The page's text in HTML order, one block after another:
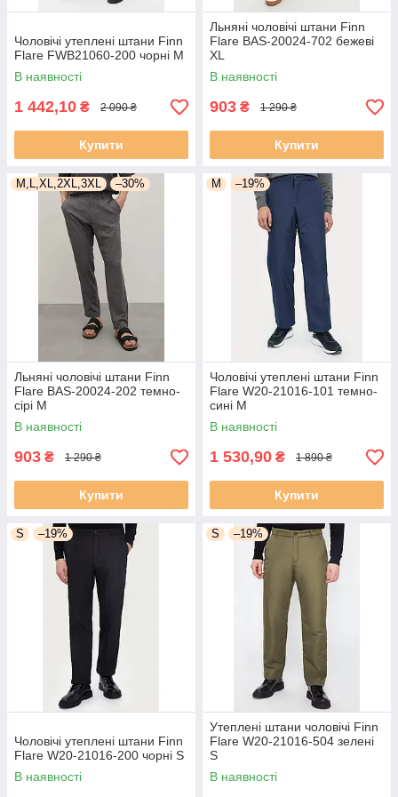
Чоловічі утеплені штани Finn
Flare FWB21060-200 чорні M
В наявності
1 442,10 ₴ 2 090 ₴
Купити
Льняні чоловічі штани Finn
Flare BAS-20024-702 бежеві
XL
В наявності
903 ₴ 1 290 ₴
Купити
M,L,XL,2XL,3XL –30%
Льняні чоловічі штани Finn
Flare BAS-20024-202 темно-
сірі M
В наявності
903 ₴ 1 290 ₴
Купити
M –19%
Чоловічі утеплені штани Finn
Flare W20-21016-101 темно-
сині M
В наявності
1 530,90 ₴ 1 890 ₴
Купити
S –19%
Чоловічі утеплені штани Finn
Flare W20-21016-200 чорні S
В наявності
S –19%
Утеплені штани чоловічі Finn
Flare W20-21016-504 зелені
S
В наявності